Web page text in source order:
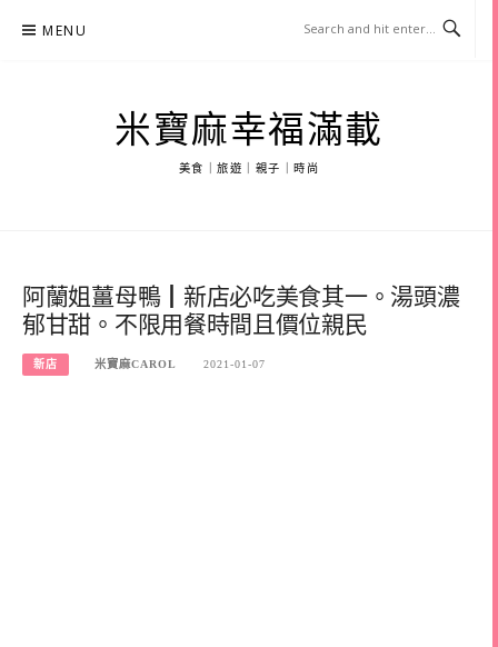
MENU
米寶麻幸福滿載
美食｜旅遊｜親子｜時尚
阿蘭姐薑母鴨┃新店必吃美食其一。湯頭濃
郁甘甜。不限用餐時間且價位親民
新店 米寶麻CAROL 2021-01-07